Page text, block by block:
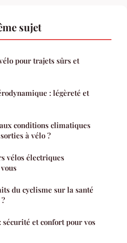
sujet
pour trajets sûrs et
: légèreté et
conditions climatiques
à vélo ?
vélos électriques
du cyclisme sur la santé
sécurité et confort pour vos